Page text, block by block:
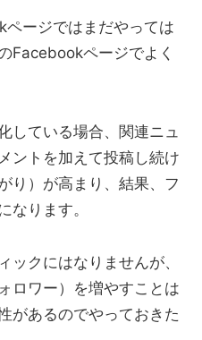
ージではまだやっては
Facebookページでよく
している場合、関連ニュ
ントを加えて投稿し続け
り）が高まり、結果、フ
なります。
ックにはなりませんが、
ロワー）を増やすことは
があるのでやっておきた